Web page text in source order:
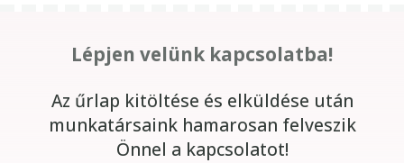
Lépjen velünk kapcsolatba!
Az űrlap kitöltése és elküldése után
munkatársaink hamarosan felveszik
Önnel a kapcsolatot!